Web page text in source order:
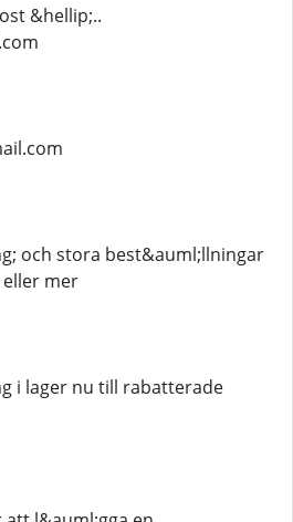
&hellip;..
och stora best&auml;llningar
mer
i lager nu till rabatterade